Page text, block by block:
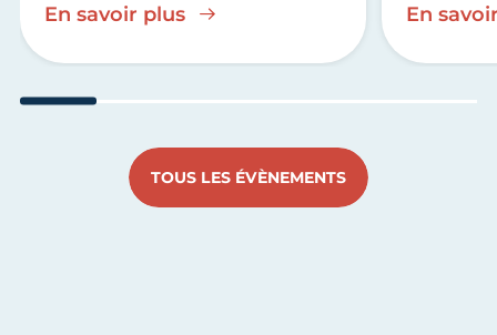
En savoir plus En
TOUS LES ÉVÈNEMENTS